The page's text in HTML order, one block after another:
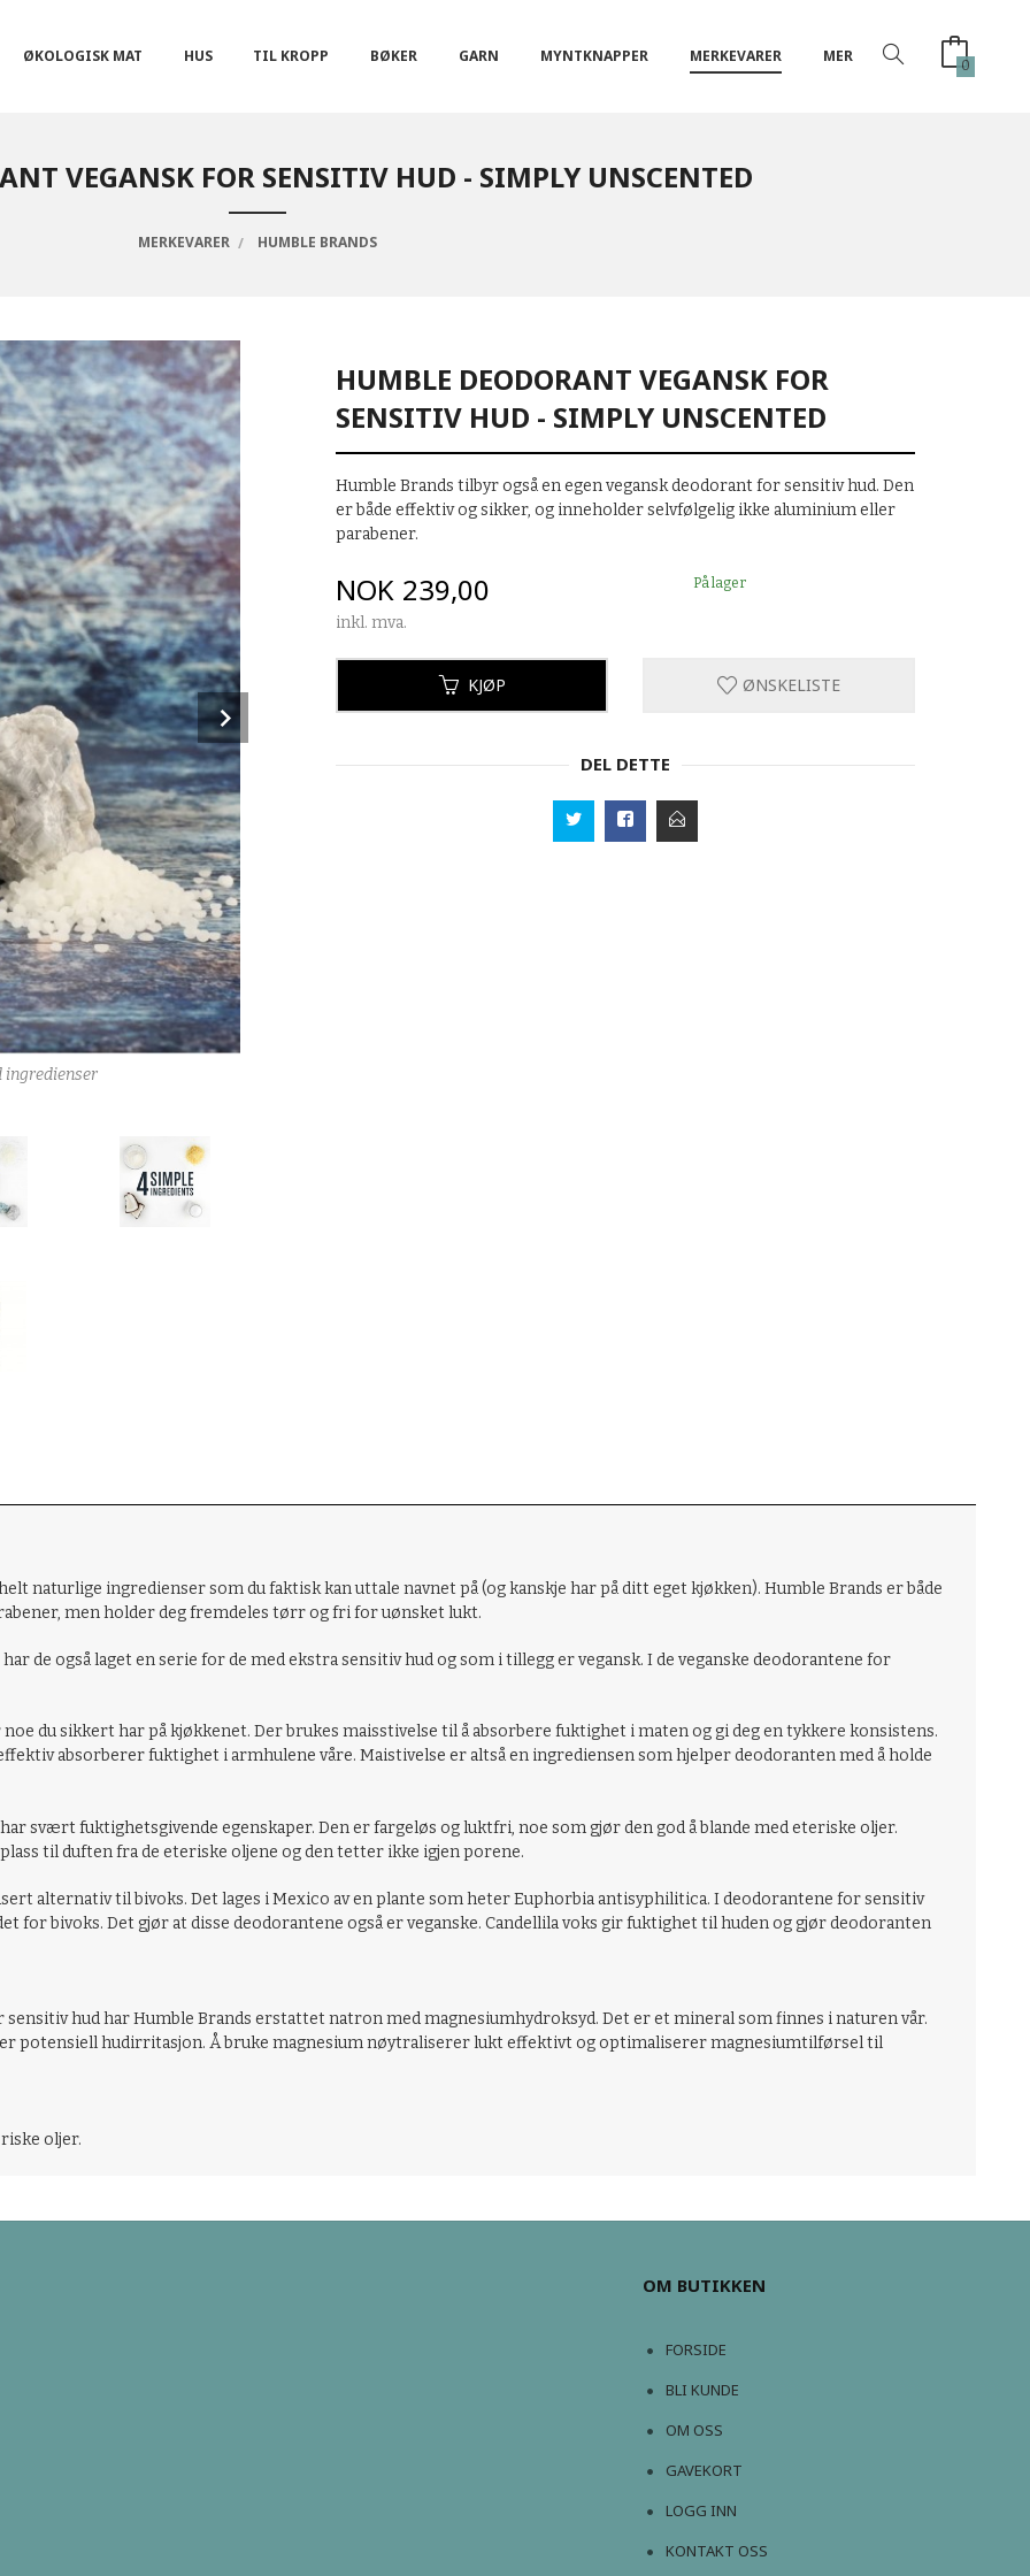
ØKOLOGISK MAT HUS TIL KROPP BØKER GARN MYNTKNAPPER MERKEVARER MER 0
VEGANSK FOR SENSITIV HUD - SIMPLY UNSCENTED
MERKEVARER HUMBLE BRANDS
ingredienser
HUMBLE DEODORANT VEGANSK FOR
SENSITIV HUD - SIMPLY UNSCENTED
Humble Brands tilbyr også en egen vegansk deodorant for sensitiv hud. Den
er både effektiv og sikker, og inneholder selvfølgelig ikke aluminium eller
parabener.
Pris
NOK 239,00
inkl. mva.
På lager
KJØP ØNSKELISTE
DEL DETTE
naturlige ingredienser som du faktisk kan uttale navnet på (og kanskje har på ditt eget kjøkken). Humble Brands er både
men holder deg fremdeles tørr og fri for uønsket lukt.
de også laget en serie for de med ekstra sensitiv hud og som i tillegg er vegansk. I de veganske deodorantene for
du sikkert har på kjøkkenet. Der brukes maisstivelse til å absorbere fuktighet i maten og gi deg en tykkere konsistens.
absorberer fuktighet i armhulene våre. Maistivelse er altså en ingrediensen som hjelper deodoranten med å holde
svært fuktighetsgivende egenskaper. Den er fargeløs og luktfri, noe som gjør den god å blande med eteriske oljer.
til duften fra de eteriske oljene og den tetter ikke igjen porene.
alternativ til bivoks. Det lages i Mexico av en plante som heter Euphorbia antisyphilitica. I deodorantene for sensitiv
for bivoks. Det gjør at disse deodorantene også er veganske. Candellila voks gir fuktighet til huden og gjør deodoranten
sensitiv hud har Humble Brands erstattet natron med magnesiumhydroksyd. Det er et mineral som finnes i naturen vår.
potensiell hudirritasjon. Å bruke magnesium nøytraliserer lukt effektivt og optimaliserer magnesiumtilførsel til
oljer.
OM BUTIKKEN
FORSIDE
BLI KUNDE
OM OSS
GAVEKORT
LOGG INN
KONTAKT OSS